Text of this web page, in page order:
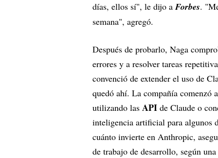
días, ellos sí", le dijo aForbes.
semana", agregó.
Después de probarlo, Naga
errores y a resolver tareas
convenció de extender el uso de
quedó ahí. La compañía comenzó
utilizando las API de Claude o
inteligencia artificial para algunos
cuánto invierte en Anthropic,
de trabajo de desarrollo, según